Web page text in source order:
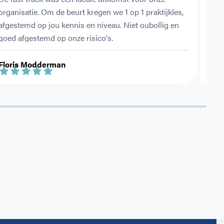
Modderman
Om de beurt kregen we 1 op 1 praktijkles,
op jou kennis en niveau. Niet oubollig en
afgestemd op onze risico's.